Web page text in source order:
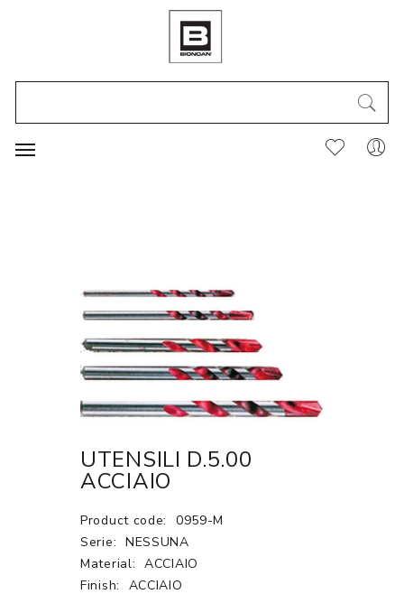
UTENSILI D.5.00
ACCIAIO
Product code:
0959-M
Serie: NESSUNA
Material: ACCIAIO
Finish:
ACCIAIO